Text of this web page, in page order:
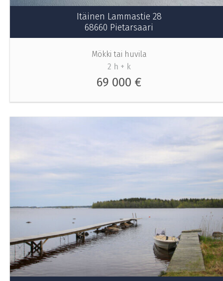
Itäinen Lammastie 28
68660 Pietarsaari
Mökki tai huvila
2 h + k
69 000 €